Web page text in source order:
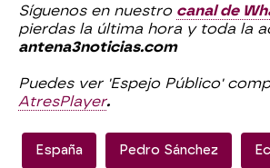
Síguenos en nuestro canal de
pierdas la última hora y toda la
antena3noticias.com
Puedes ver 'Espejo Público'
AtresPlayer.
España Pedro Sánchez